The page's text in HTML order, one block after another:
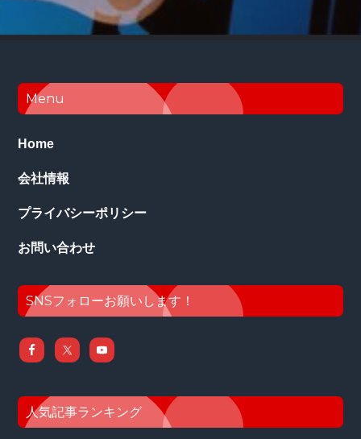
Footer
Menu
Home
会社情報
プライバシーポリシー
お問い合わせ
SNSフォローお願いします！
人気記事ランキング